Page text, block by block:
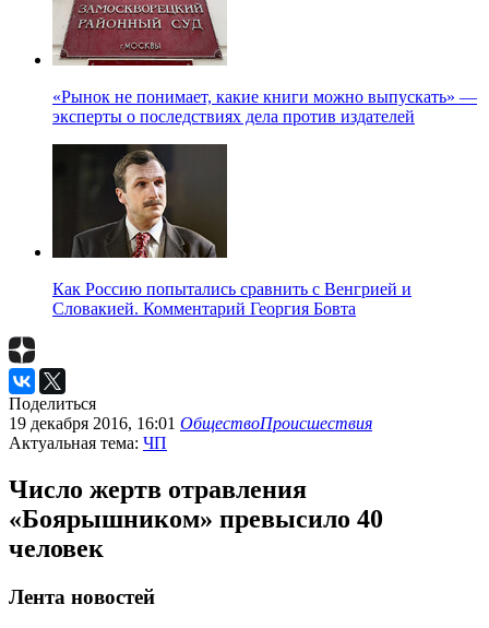
«Рынок не понимает, какие книги можно выпускать» —
эксперты о последствиях дела против издателей
Как Россию попытались сравнить с Венгрией и
Словакией. Комментарий Георгия Бовта
Поделиться
19 декабря 2016, 16:01 ОбществоПроисшествия
Актуальная тема: ЧП
Число жертв отравления
«Боярышником» превысило 40
человек
Лента новостей